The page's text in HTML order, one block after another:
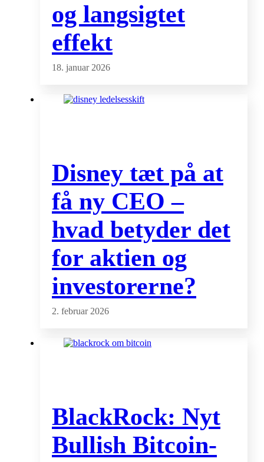
og langsigtet
effekt
18. januar 2026
Disney tæt på at
få ny CEO –
hvad betyder det
for aktien og
investorerne?
2. februar 2026
BlackRock: Nyt
Bullish Bitcoin-